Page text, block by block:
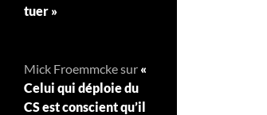
tuer »
Mick Froemmckesur «
Celui qui déploie du
CS est conscient qu’il